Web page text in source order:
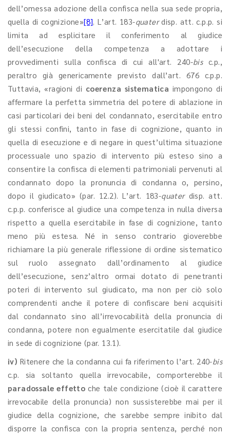
dell’omessa adozione della confisca nella sua sede propria,
quella di cognizione»[8]. L’art. 183-quaterdisp. att. c.p.p. si
limita ad esplicitare il conferimento al giudice
dell’esecuzione della competenza a adottare i
provvedimenti sulla confisca di cui all'art. 240-bisc.p.,
peraltro già genericamente previsto dall’art. 676 c.p.p.
Tuttavia, «ragioni di coerenza sistematica impongono di
affermare la perfetta simmetria del potere di ablazione in
casi particolari dei beni del condannato, esercitabile entro
gli stessi confini, tanto in fase di cognizione, quanto in
quella di esecuzione e di negare in quest’ultima situazione
processuale uno spazio di intervento più esteso sino a
consentire la confisca di elementi patrimoniali pervenuti al
condannato dopo la pronuncia di condanna o, persino,
dopo il giudicato» (par. 12.2). L’art. 183-quaterdisp. att.
c.p.p. conferisce al giudice una competenza in nulla diversa
rispetto a quella esercitabile in fase di cognizione, tanto
meno più estesa. Né in senso contrario gioverebbe
richiamare la più generale riflessione di ordine sistematico
sul ruolo assegnato dall’ordinamento al giudice
dell’esecuzione, senz’altro ormai dotato di penetranti
poteri di intervento sul giudicato, ma non per ciò solo
comprendenti anche il potere di confiscare beni acquisiti
dal condannato sino all’irrevocabilità della pronuncia di
condanna, potere non egualmente esercitatile dal giudice
in sede di cognizione (par. 13.1).
iv) Ritenere che la condanna cui fa riferimento l’art. 240-bis
c.p. sia soltanto quella irrevocabile, comporterebbe il
paradossale effetto che tale condizione (cioè il carattere
irrevocabile della pronuncia) non sussisterebbe mai per il
giudice della cognizione, che sarebbe sempre inibito dal
disporre la confisca con la propria sentenza, perché non